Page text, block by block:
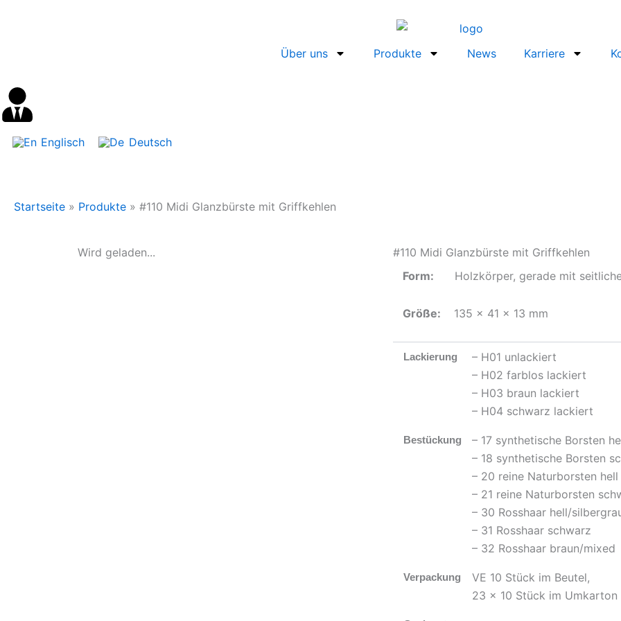
Über uns Produkte News Karriere
Englisch Deutsch
Startseite » Produkte » #110 Midi Glanzbürste mit Griffkehlen
Wird geladen...
#110 Midi Glanzbürste mit Griffkehlen
Form: Holzkörper, gerade mit
Größe: 135 x 41 x 13 mm
Lackierung
– H01 unlackiert
– H02 farblos lackiert
– H03 braun lackiert
– H04 schwarz lackiert
Bestückung
– 17 synthetische Borsten
– 18 synthetische Borsten
– 20 reine Naturborsten hell
– 21 reine Naturborsten
– 30 Rosshaar hell/
– 31 Rosshaar schwarz
– 32 Rosshaar braun/mixed
Verpackung
VE 10 Stück im Beutel,
23 x 10 Stück im Umkarton